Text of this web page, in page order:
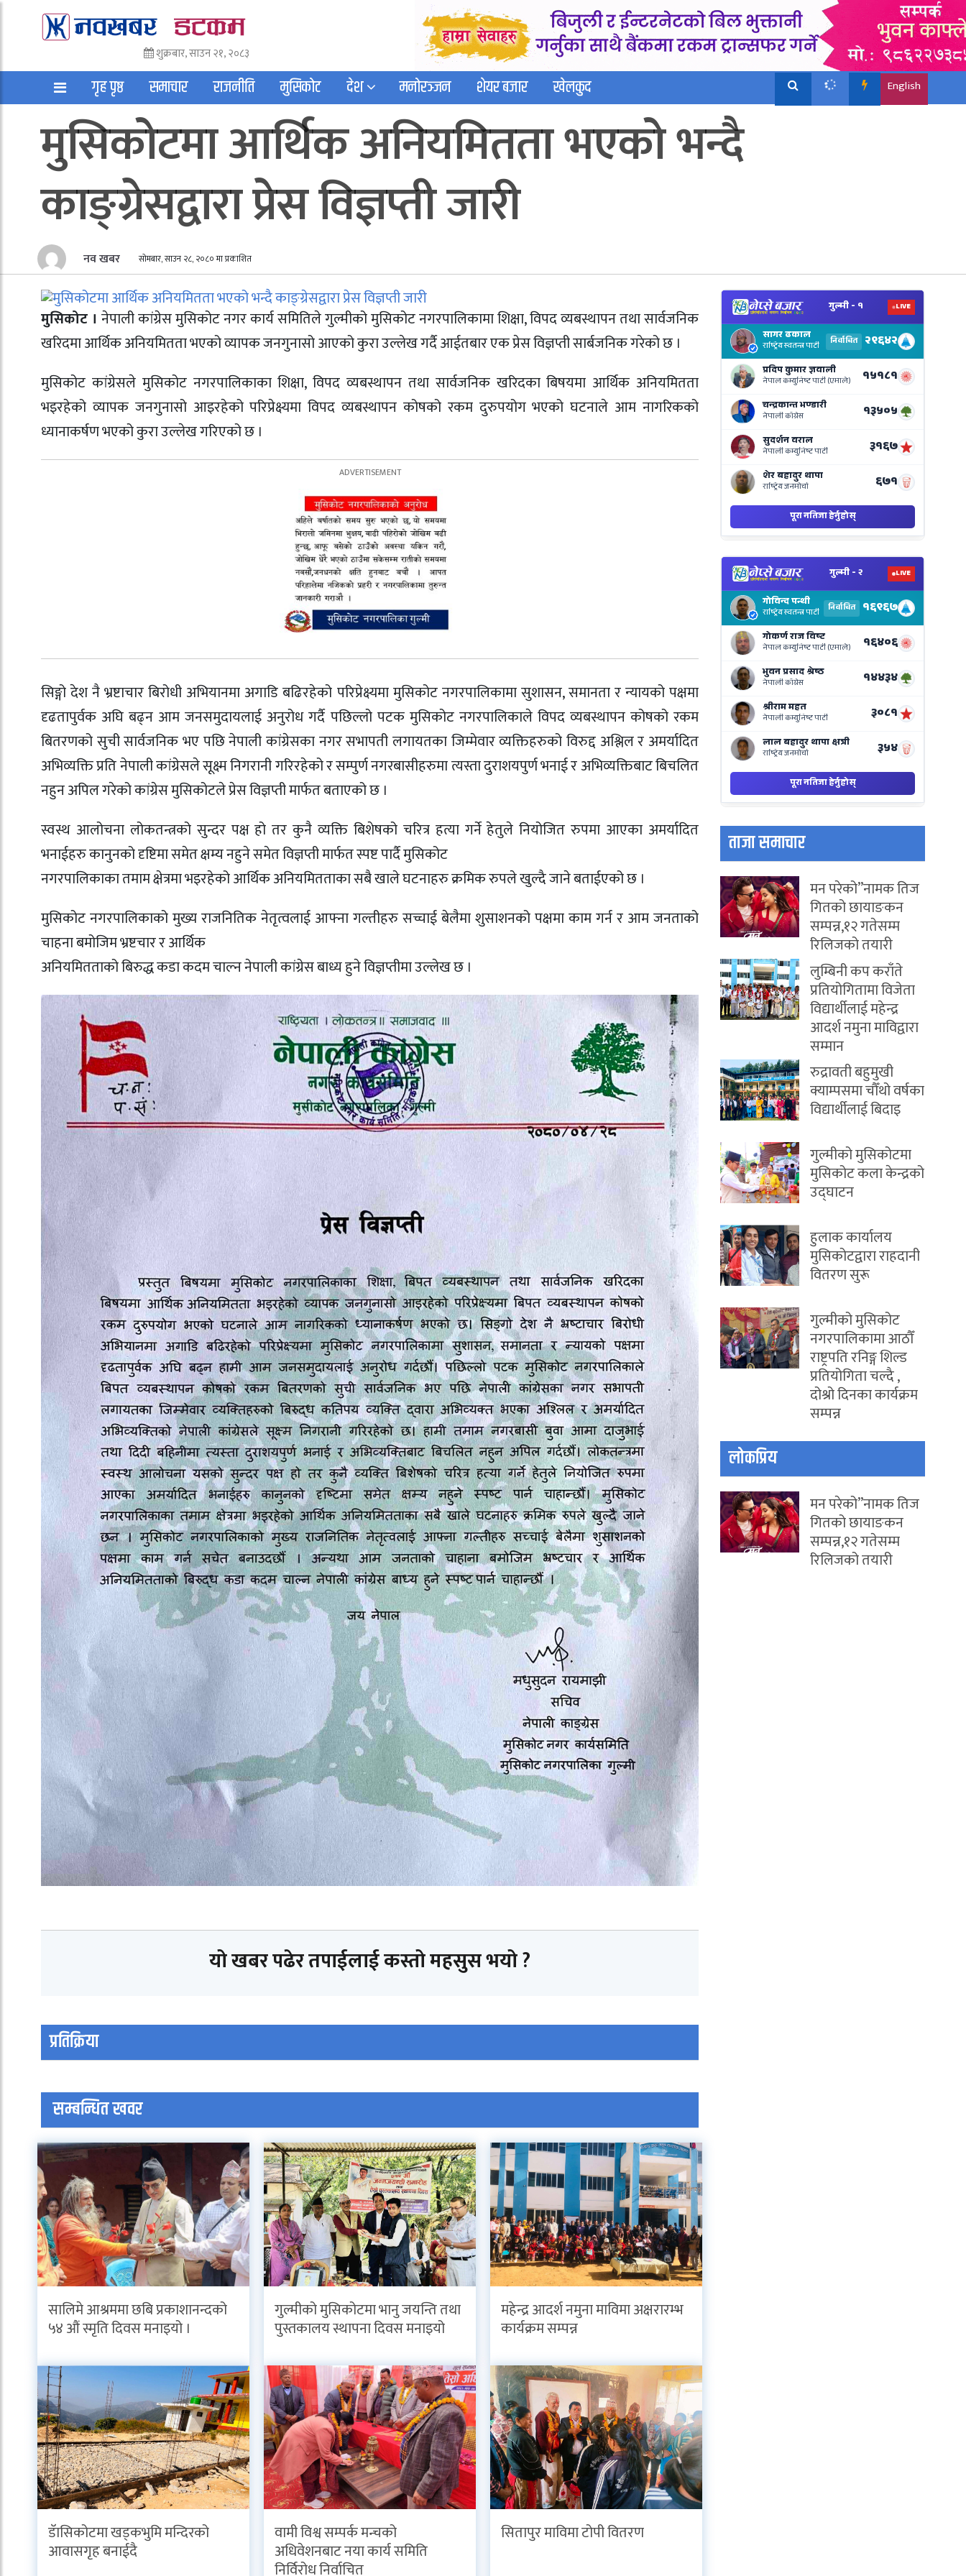
शुक्रबार, साउन २१, २०८३
गृह पृष्ठ समाचार राजनीति मुसिकोट देश मनोरञ्जन शेयर बजार
खेलकुद
अन्तराष्ट्रिय
English
मुसिकोटमा आर्थिक अनियमितता भएको भन्दै
काङ्ग्रेसद्वारा प्रेस विज्ञप्ती जारी
नव खबर सोमबार, साउन २८, २०८० मा प्रकाशित
मुसिकोट । नेपाली कांग्रेस मुसिकोट नगर कार्य समितिले गुल्मीको मुसिकोट नगरपालिकामा शिक्षा, विपद व्यबस्थापन तथा सार्वजनिक
खरिदमा आर्थिक अनियमितता भएको व्यापक जनगुनासो आएको कुरा उल्लेख गर्दै आईतबार एक प्रेस विज्ञप्ती सार्बजनिक गरेको छ ।
मुसिकोट कांग्रेसले मुसिकोट नगरपालिकाका शिक्षा, विपद व्यबस्थापन तथा सार्वजनिक खरिदका बिषयमा आर्थिक अनियमितता
भइरहेको व्यापक जनगुनासो आइरहेको परिप्रेक्ष्यमा विपद व्यबस्थापन कोषको रकम दुरुपयोग भएको घटनाले आम नागरिकको
ध्यानाकर्षण भएको कुरा उल्लेख गरिएको छ ।
सिङ्गो देश नै भ्रष्टाचार बिरोधी अभियानमा अगाडि बढिरहेको परिप्रेक्ष्यमा मुसिकोट नगरपालिकामा सुशासन, समानता र न्यायको पक्षमा
दृढतापुर्वक अघि बढ्न आम जनसमुदायलाई अनुरोध गर्दै पछिल्लो पटक मुसिकोट नगरपालिकाले विपद व्यबस्थापन कोषको रकम
बितरणको सुची सार्वजनिक भए पछि नेपाली कांग्रेसका नगर सभापती लगायतका जिम्मेवार व्यक्तिहरुको विरुद्द अश्लिल र अमर्यादित
अभिव्यक्ति प्रति नेपाली कांग्रेसले सूक्ष्म निगरानी गरिरहेको र सम्पुर्ण नगरबासीहरुमा त्यस्ता दुराशयपुर्ण भनाई र अभिव्यक्तिबाट बिचलित
नहुन अपिल गरेको कांग्रेस मुसिकोटले प्रेस विज्ञप्ती मार्फत बताएको छ ।
स्वस्थ आलोचना लोकतन्त्रको सुन्दर पक्ष हो तर कुनै व्यक्ति बिशेषको चरित्र हत्या गर्ने हेतुले नियोजित रुपमा आएका अमर्यादित
भनाईहरु कानुनको दृष्टिमा समेत क्षम्य नहुने समेत विज्ञप्ती मार्फत स्पष्ट पार्दै मुसिकोट
नगरपालिकाका तमाम क्षेत्रमा भइरहेको आर्थिक अनियमितताका सबै खाले घटनाहरु क्रमिक रुपले खुल्दै जाने बताईएको छ ।
मुसिकोट नगरपालिकाको मुख्य राजनितिक नेतृत्वलाई आफ्ना गल्तीहरु सच्चाई बेलैमा शुसाशनको पक्षमा काम गर्न र आम जनताको
चाहना बमोजिम भ्रष्टचार र आर्थिक
अनियमितताको बिरुद्ध कडा कदम चाल्न नेपाली कांग्रेस बाध्य हुने विज्ञप्तीमा उल्लेख छ ।
यो खबर पढेर तपाईलाई कस्तो महसुस भयो ?
प्रतिक्रिया
सम्बन्धित खवर
सालिमे आश्रममा छबि प्रकाशानन्दको
५४ औं स्मृति दिवस मनाइयो ।
गुल्मीको मुसिकोटमा भानु जयन्ति तथा
पुस्तकालय स्थापना दिवस मनाइयो
महेन्द्र आदर्श नमुना माविमा अक्षरारम्भ
कार्यक्रम सम्पन्न
डॅासिकोटमा खड्कभुमि मन्दिरको
आवासगृह बनाईदै
वामी विश्व सम्पर्क मन्चको
अधिवेशनबाट नया कार्य समिति
निर्विरोध निर्वाचित
सितापुर माविमा टोपी वितरण
ताजा समाचार
मन परेको”नामक तिज
गितको छायाङकन
सम्पन्न,१२ गतेसम्म
रिलिजको तयारी
लुम्बिनी कप कराँते
प्रतियोगितामा विजेता
विद्यार्थीलाई महेन्द्र
आदर्श नमुना माविद्वारा
सम्मान
रुद्रावती बहुमुखी
क्याम्पसमा चौँथो वर्षका
विद्यार्थीलाई बिदाइ
गुल्मीको मुसिकोटमा
मुसिकोट कला केन्द्रको
उद्घाटन
हुलाक कार्यालय
मुसिकोटद्वारा राहदानी
वितरण सुरू
गुल्मीको मुसिकोट
नगरपालिकामा आठौँ
राष्ट्रपति रनिङ्ग शिल्ड
प्रतियोगिता चल्दै ,
दोश्रो दिनका कार्यक्रम
सम्पन्न
लोकप्रिय
मन परेको”नामक तिज
गितको छायाङकन
सम्पन्न,१२ गतेसम्म
रिलिजको तयारी